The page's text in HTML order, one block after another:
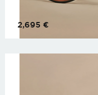
2,695 €